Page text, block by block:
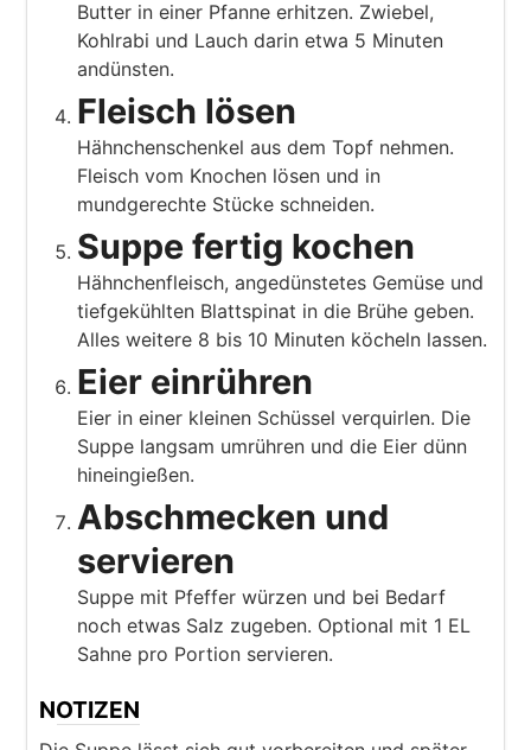
Butter in einer Pfanne erhitzen. Zwiebel,
Kohlrabi und Lauch darin etwa 5 Minuten
andünsten.
Fleisch lösen
Hähnchenschenkel aus dem Topf nehmen.
Fleisch vom Knochen lösen und in
mundgerechte Stücke schneiden.
Suppe fertig kochen
Hähnchenfleisch, angedünstetes Gemüse und
tiefgekühlten Blattspinat in die Brühe geben.
Alles weitere 8 bis 10 Minuten köcheln lassen.
Eier einrühren
Eier in einer kleinen Schüssel verquirlen. Die
Suppe langsam umrühren und die Eier dünn
hineingießen.
Abschmecken und
servieren
Suppe mit Pfeffer würzen und bei Bedarf
noch etwas Salz zugeben. Optional mit 1 EL
Sahne pro Portion servieren.
NOTIZEN